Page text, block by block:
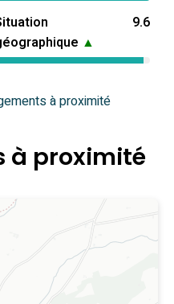
▲
9.6
à proximité
à proximité